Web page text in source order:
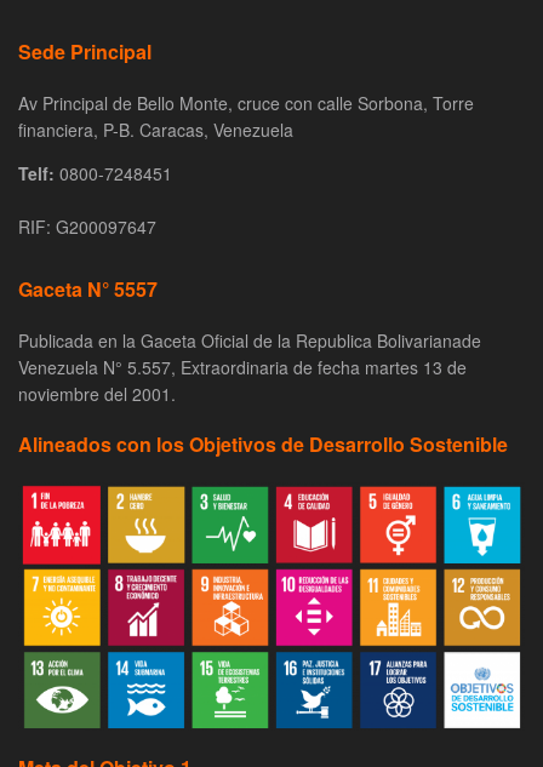
Sede Principal
Av Principal de Bello Monte, cruce con calle Sorbona, Torre
financiera, P-B. Caracas, Venezuela
Telf: 0800-7248451
RIF: G200097647
Gaceta N° 5557
Publicada en la Gaceta Oficial de la Republica Bolivarianade
Venezuela N° 5.557, Extraordinaria de fecha martes 13 de
noviembre del 2001.
Alineados con los Objetivos de Desarrollo Sostenible